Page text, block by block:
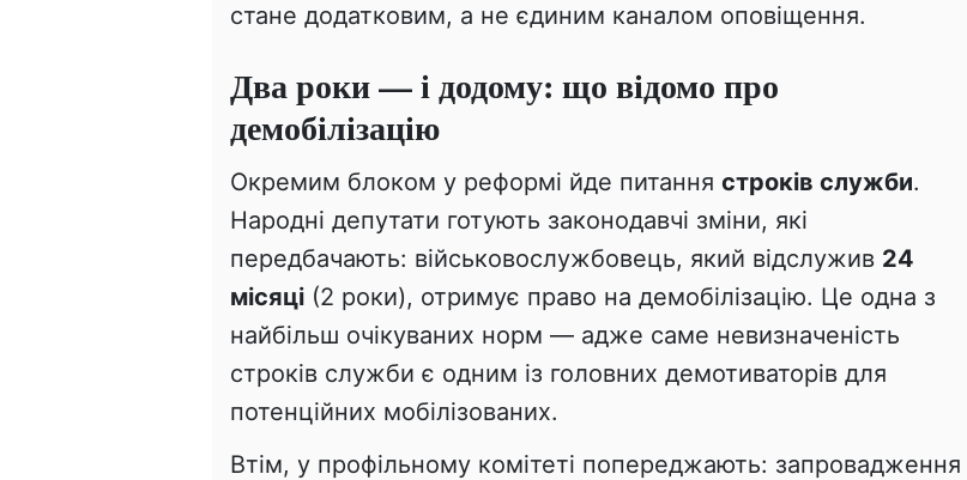
стане додатковим, а не єдиним каналом оповіщення.
Два роки — і додому: що відомо про
демобілізацію
Окремим блоком у реформі йде питання строків служби.
Народні депутати готують законодавчі зміни, які
передбачають: військовослужбовець, який відслужив 24
місяці (2 роки), отримує право на демобілізацію. Це одна з
найбільш очікуваних норм — адже саме невизначеність
строків служби є одним із головних демотиваторів для
потенційних мобілізованих.
Втім, у профільному комітеті попереджають: запровадження